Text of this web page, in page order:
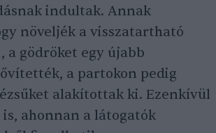
indultak. Annak
növeljék a visszatartható
a gödröket egy újabb
a partokon pedig
alakítottak ki. Ezenkívül
ahonnan a látogatók